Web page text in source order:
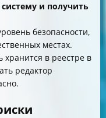
и получить
безопасности,
местах.
в реестре в
редактор